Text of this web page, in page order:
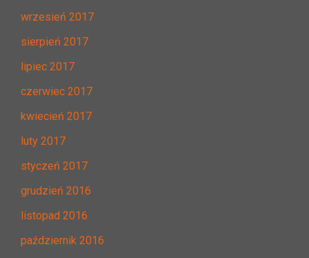
wrzesień 2017
sierpień 2017
lipiec 2017
czerwiec 2017
kwiecień 2017
luty 2017
styczeń 2017
grudzień 2016
listopad 2016
październik 2016